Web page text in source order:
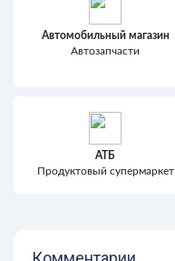
Автомобильный магазин
Автозапчасти
АТБ
Продуктовый супермаркет